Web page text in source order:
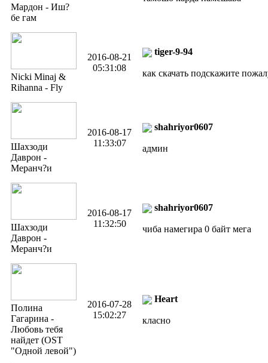
Мардон - Иш?
бе гам
Nicki Minaj &
Rihanna - Fly
2016-08-21
05:31:08
tiger-9-94
как скачать подскажите
Шахзоди
Даврон -
Меранч?и
2016-08-17
11:33:07
shahriyor0607
админ
Шахзоди
Даврон -
Меранч?и
2016-08-17
11:32:50
shahriyor0607
чиба намегира 0 байт мега
Полина
Гагарина -
Любовь тебя
найдет (OST
"Одной левой")
2016-07-28
15:02:27
Heart
класно